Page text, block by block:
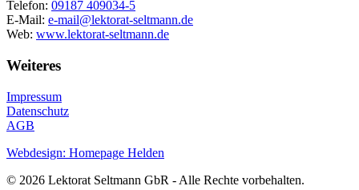
Telefon: 09187 409034-5
E-Mail: e-mail@lektorat-seltmann.de
Web: www.lektorat-seltmann.de
Weiteres
Impressum
Datenschutz
AGB
Webdesign: Homepage Helden
© 2026 Lektorat Seltmann GbR - Alle Rechte vorbehalten.